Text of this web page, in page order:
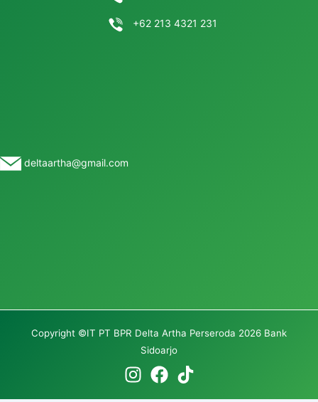
+62 213 4321 231
deltaartha@gmail.com
Copyright ©IT PT BPR Delta Artha Perseroda 2026 Bank
Sidoarjo